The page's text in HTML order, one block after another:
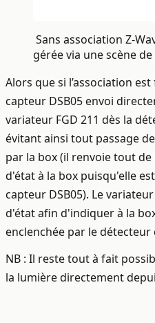
Sans association Z-
gérée via une scène
Alors que si l’association
capteur DSB05 envoi
variateur FGD 211 dès la
évitant ainsi tout passage
par la box (il renvoie tout
d'état à la box puisqu'elle
capteur DSB05). Le
d'état afin d'indiquer à la
enclenchée par le
NB : Il reste tout à fait
la lumière directement